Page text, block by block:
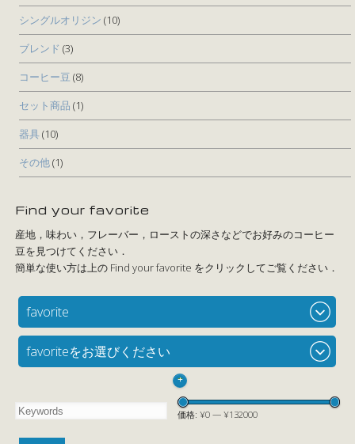
シングルオリジン (10)
ブレンド (3)
コーヒー豆 (8)
セット商品 (1)
器具(10)
その他(1)
Find your favorite
favorite
favoriteをお選びください
+
価格: ¥0— ¥132000